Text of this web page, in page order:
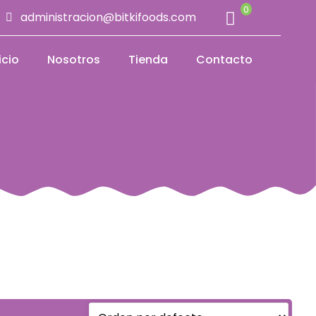
administracion@bitkifoods.com 0
Nosotros Tienda Contacto